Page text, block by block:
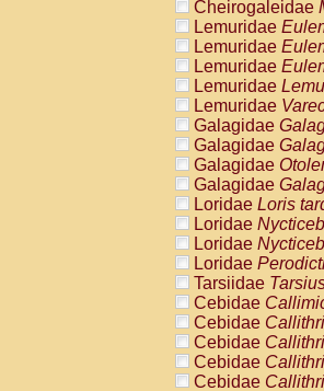
Cebidae
CebidaeSaimiri
Atelidae
Atelidae
Atelidae
Atelidae
AtelidaeAteles
AtelidaeAteles
AtelidaeAteles
AtelidaeAteles
Atelidae
Atelidae
Pitheciidae
Pitheciidae
Pitheciidae
Pitheciidae
Pitheciidae
Pitheciidae
Pitheciidae
Pitheciidae
Cheirogaleidae
Lemuridae
Lemuridae
Lemuridae
Lemuridae
Lemuridae
Galagidae
Galagidae
Galagidae
Galagidae
Loridae Loris
Loridae
Loridae
Loridae
Tarsiidae
Cebidae
Cebidae
Cebidae
Cebidae
Cebidae